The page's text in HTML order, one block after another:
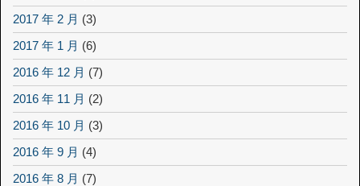
2017 年 2 月 (3)
2017 年 1 月 (6)
2016 年 12 月 (7)
2016 年 11 月 (2)
2016 年 10 月 (3)
2016 年 9 月 (4)
2016 年 8 月 (7)